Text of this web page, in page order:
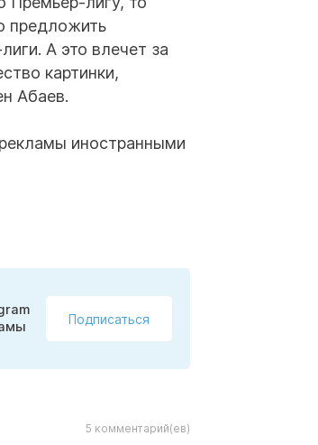
предложить
А это влечет за
картинки,
Абаев.
иностранными
Подписаться
5 комментарий(ев)